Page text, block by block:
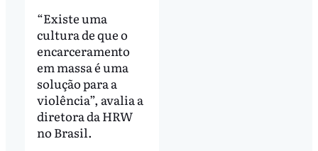
“Existe uma
cultura de que o
encarceramento
em massa é uma
solução para a
violência”, avalia a
diretora da HRW
no Brasil.